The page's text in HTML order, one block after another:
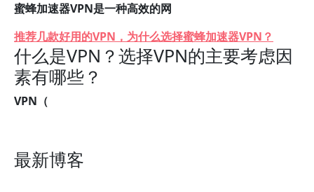
蜜蜂加速器VPN是一种高效的网
推荐几款好用的VPN，为什么选择蜜蜂加速器VPN？
什么是VPN？选择VPN的主要考虑因
素有哪些？
VPN（
最新博客